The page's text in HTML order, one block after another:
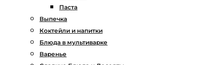
Паста
Выпечка
Коктейли и напитки
Блюда в мультиварке
Варенье